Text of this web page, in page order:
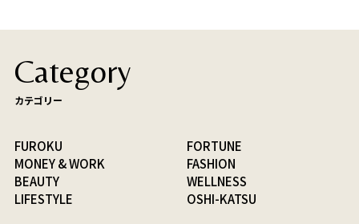
Category
カテゴリー
FUROKU
FORTUNE
MONEY & WORK
FASHION
BEAUTY
WELLNESS
LIFESTYLE
OSHI-KATSU